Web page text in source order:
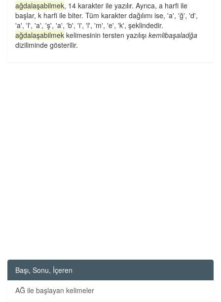
ağdalaşabilmek, 14 karakter ile yazılır. Ayrıca, a harfi ile
başlar, k harfi ile biter. Tüm karakter dağılımı ise, 'a', 'ğ', 'd',
'a', 'l', 'a', 'ş', 'a', 'b', 'i', 'l', 'm', 'e', 'k', şeklindedir.
ağdalaşabilmek kelimesinin tersten yazılışı kemlibaşaladğa
diziliminde gösterilir.
Başı, Sonu, İçeren
AĞ ile başlayan kelimeler